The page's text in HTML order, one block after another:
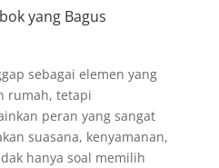
yang Bagus
sebagai elemen yang
rumah, tetapi
peran yang sangat
suasana, kenyamanan,
hanya soal memilih